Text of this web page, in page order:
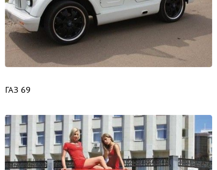
ГАЗ 69